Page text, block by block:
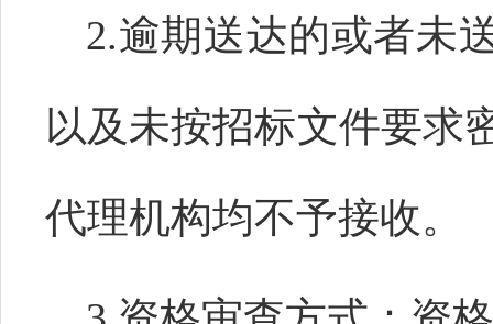
2.逾期送达的或者未
以及未按招标文件要求
代理机构均不予接收。